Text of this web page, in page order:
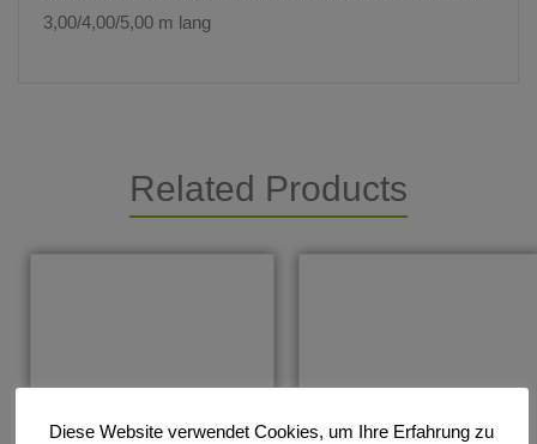
3,00/4,00/5,00 m lang
Related Products
Diese Website verwendet Cookies, um Ihre Erfahrung zu